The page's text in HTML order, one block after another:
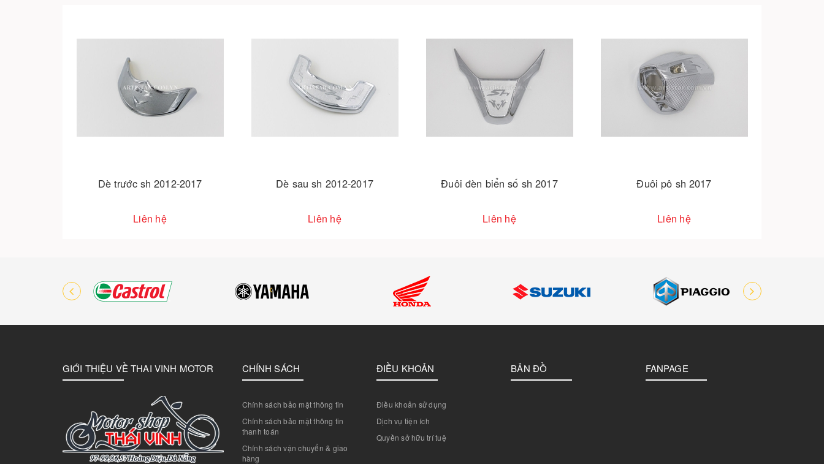
trước sh 2012-2017 Dè sau sh 2012-2017 Đuôi đèn biển số sh 2017 Đuôi pô sh 2017 Chụp pô sh 2017
GIỚI THIỆU VỀ THAI VINH MOTOR CHÍNH SÁCH
Chính sách bảo mật thông tin
Chính sách bảo mật thông tin
thanh toán
Chính sách vận chuyển & giao
hàng
ĐIỀU KHOẢN
Điều khoản sử dụng
Dịch vụ tiện ích
Quyền sở hữu trí tuệ
BẢN ĐỒ FANPAGE